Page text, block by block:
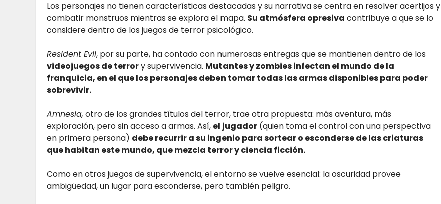
Los personajes no tienen características destacadas y su narrativa se centra en resolver acertijos y
combatir monstruos mientras se explora el mapa. Su atmósfera opresiva contribuye a que se lo
considere dentro de los juegos de terror psicológico.
Resident Evil, por su parte, ha contado con numerosas entregas que se mantienen dentro de los
videojuegos de terrory supervivencia. Mutantes y zombies infectan el mundo de la
franquicia, en el que los personajes deben tomar todas las armas disponibles para poder
sobrevivir.
Amnesia, otro de los grandes títulos del terror, trae otra propuesta: más aventura, más
exploración, pero sin acceso a armas. Así, el jugador (quien toma el control con una perspectiva
en primera persona) debe recurrir a su ingenio para sortear o esconderse de las criaturas
que habitan este mundo, que mezcla terror y ciencia ficción.
Como en otros juegos de supervivencia, el entorno se vuelve esencial: la oscuridad provee
ambigüedad, un lugar para esconderse, pero también peligro.